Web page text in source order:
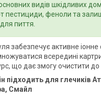
видів шкідливих
пестициди, феноли та
пиття.
забезпечує активне
всередині
що дає змогу очистити до
підходить для глечиків
Смайл